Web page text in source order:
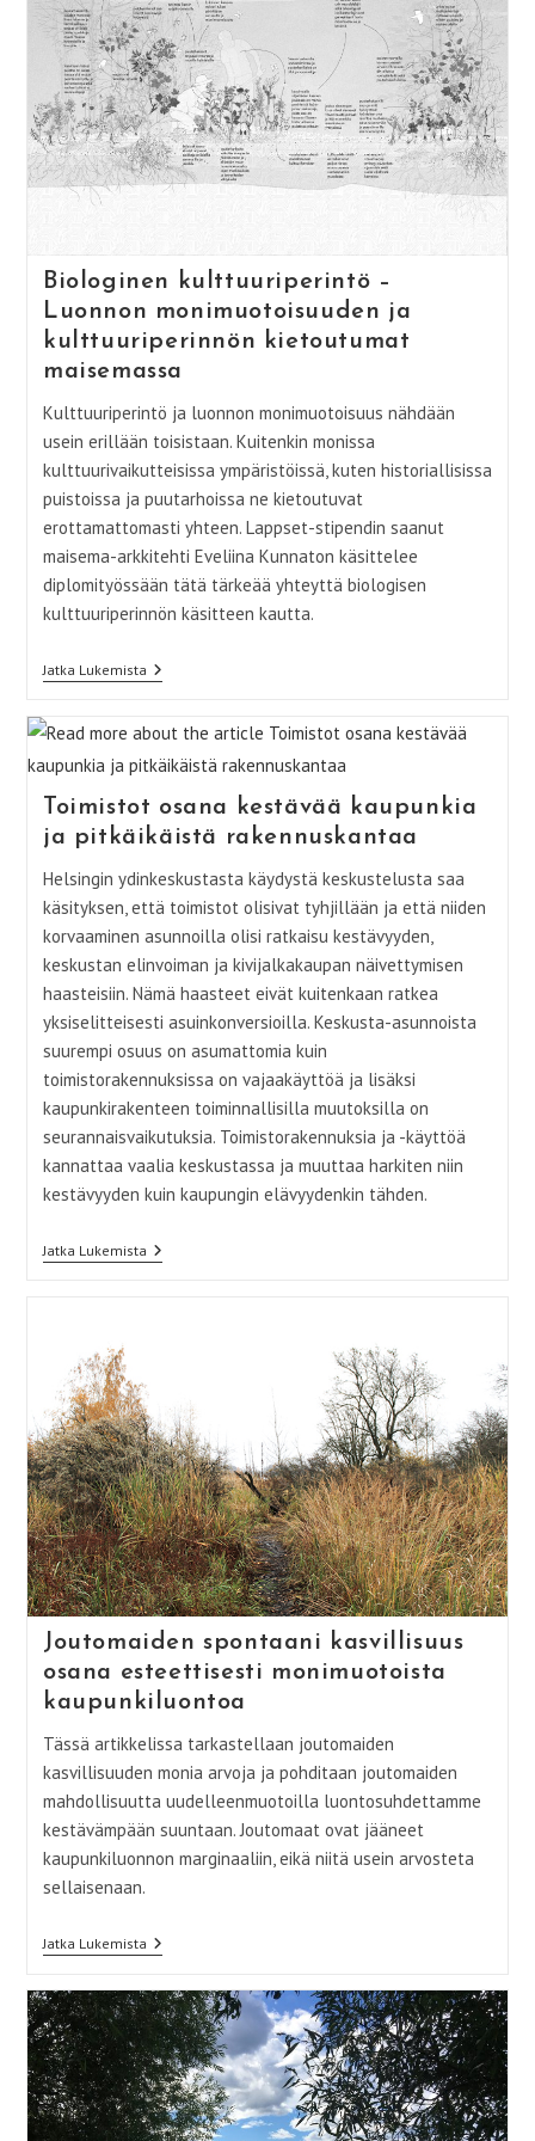
Biologinen kulttuuriperintö –
Luonnon monimuotoisuuden ja
kulttuuriperinnön kietoutumat
maisemassa
Kulttuuriperintö ja luonnon monimuotoisuus nähdään
usein erillään toisistaan. Kuitenkin monissa
kulttuurivaikutteisissa ympäristöissä, kuten historiallisissa
puistoissa ja puutarhoissa ne kietoutuvat
erottamattomasti yhteen. Lappset-stipendin saanut
maisema-arkkitehti Eveliina Kunnaton käsittelee
diplomityössään tätä tärkeää yhteyttä biologisen
kulttuuriperinnön käsitteen kautta.
Jatka LukemistaBiologinen
Kulttuuriperintö
Luonnon
Monimuotoisuuden
Ja
Kietoutumat
Maisemassa
Toimistot osana kestävää kaupunkia
ja pitkäikäistä rakennuskantaa
Helsingin ydinkeskustasta käydystä keskustelusta saa
käsityksen, että toimistot olisivat tyhjillään ja että niiden
korvaaminen asunnoilla olisi ratkaisu kestävyyden,
keskustan elinvoiman ja kivijalkakaupan näivettymisen
haasteisiin. Nämä haasteet eivät kuitenkaan ratkea
yksiselitteisesti asuinkonversioilla. Keskusta-asunnoista
suurempi osuus on asumattomia kuin
toimistorakennuksissa on vajaakäyttöä ja lisäksi
kaupunkirakenteen toiminnallisilla muutoksilla on
seurannaisvaikutuksia. Toimistorakennuksia ja -käyttöä
kannattaa vaalia keskustassa ja muuttaa harkiten niin
kestävyyden kuin kaupungin elävyydenkin tähden.
Jatka LukemistaToimistot
Osana
Joutomaiden spontaani kasvillisuus
osana esteettisesti monimuotoista
kaupunkiluontoa
Tässä artikkelissa tarkastellaan joutomaiden
kasvillisuuden monia arvoja ja pohditaan joutomaiden
mahdollisuutta uudelleenmuotoilla luontosuhdettamme
kestävämpään suuntaan. Joutomaat ovat jääneet
kaupunkiluonnon marginaaliin, eikä niitä usein arvosteta
sellaisenaan.
Jatka LukemistaJoutomaiden
Spontaani
Osana
Esteettisesti
Monimuotoista
Kaupunkiluontoa